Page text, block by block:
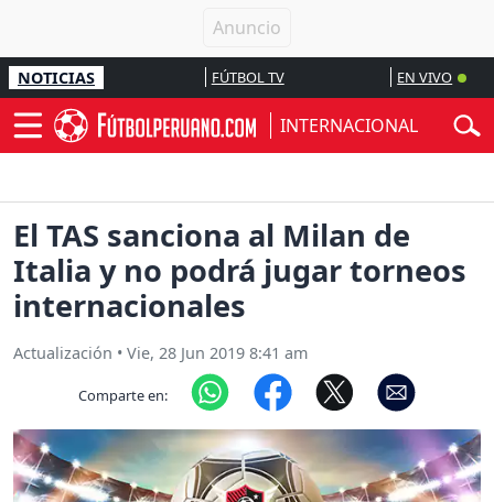
NOTICIAS FÚTBOL TV EN VIVO
INTERNACIONAL
El TAS sanciona al Milan de
Italia y no podrá jugar torneos
internacionales
Actualización • Vie, 28 Jun 2019 8:41 am
Comparte en: